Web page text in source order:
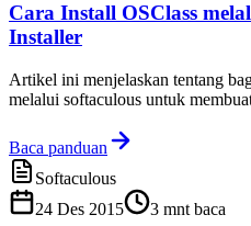
Cara Install OSClass
Installer
Artikel ini menjelaskan tentang
melalui softaculous untuk
Baca panduan
Softaculous
24 Des 2015
3 mnt baca